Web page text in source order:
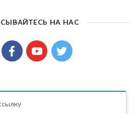
НА НАС